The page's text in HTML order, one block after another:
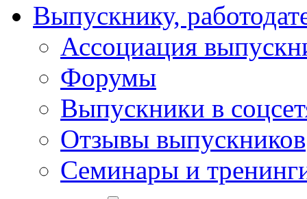
Выпускнику,
Ассоциация
Форумы
Выпускники в
Отзывы выпускников
Семинары и